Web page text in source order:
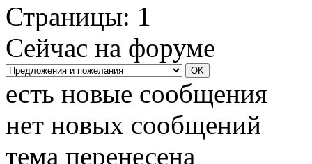
Страницы: 1
Сейчас на форуме
есть новые сообщения
нет новых сообщений
тема перенесена